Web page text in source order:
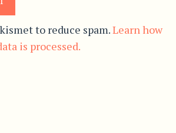
to reduce spam.Learn how
is processed.